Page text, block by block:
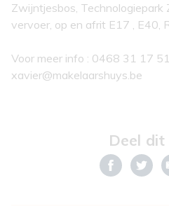
Zwijntjesbos, Technologiepark
vervoer, op en afrit E17 , E40,
Voor meer info : 0468 31 17
xavier@makelaarshuys.be
Deel dit